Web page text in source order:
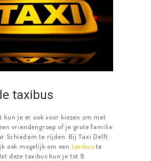
taxibus
kun je er ook voor kiezen om met
vriendengroep of je grote familie
Schiedam te rijden. Bij Taxi Delft
ook mogelijk om een taxibus te
deze taxibus kun je tot 8